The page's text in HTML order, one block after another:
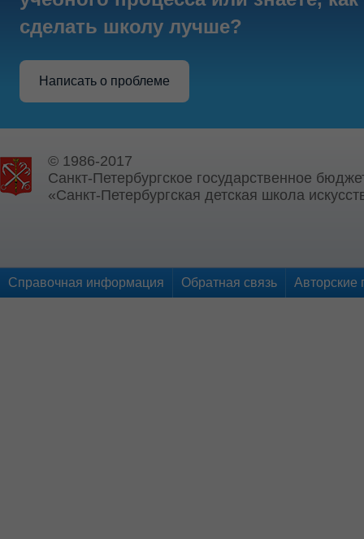
сделать школу лучше?
Написать о проблеме
© 1986-2017
Санкт-Петербургское государственное
«Санкт-Петербургская детская школа
Справочная информация Обратная связь Авторские